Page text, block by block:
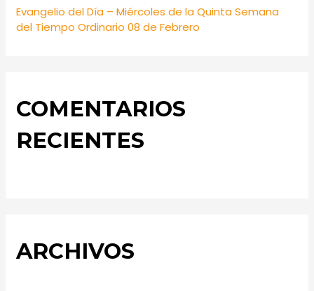
Evangelio del Día – Miércoles de la Quinta Semana
del Tiempo Ordinario 08 de Febrero
COMENTARIOS
RECIENTES
ARCHIVOS